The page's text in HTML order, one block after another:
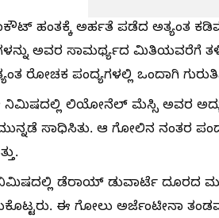
ಹಂತಕ್ಕೆ ಅರ್ಹತೆ ಪಡೆದ ಅತ್ಯಂತ
ಅವರ ಸಾಮರ್ಥ್ಯದ ಮಿತಿಯವರೆಗೆ
ರೋಚಕ ಪಂದ್ಯಗಳಲ್ಲಿ ಒಂದಾಗಿ
ನಿಮಿಷದಲ್ಲಿ ಲಿಯೋನೆಲ್ ಮೆಸ್ಸಿ ಅವರ
ಸಾಧಿಸಿತು. ಆ ಗೋಲಿನ ನಂತರ
ಡೆರಾಯ್ ಡುವಾರ್ಟೆ ದೂರದ
ಈ ಗೋಲು ಅರ್ಜೆಂಟೀನಾ